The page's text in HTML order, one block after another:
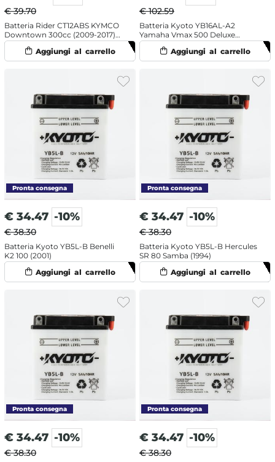
€ 39.70
Batteria Rider CT12ABS KYMCO
Downtown 300cc (2009-2017)
[Yuasa code YT12A-BS]
€ 102.59
Batteria Kyoto YB16AL-A2
Yamaha Vmax 500 Deluxe
(2000-2001)
€ 34.47 -10%
€ 38.30
Batteria Kyoto YB5L-B Benelli
K2 100 (2001)
€ 34.47 -10%
€ 38.30
Batteria Kyoto YB5L-B Hercules
SR 80 Samba (1994)
€ 34.47 -10%
€ 38.30
€ 34.47 -10%
€ 38.30